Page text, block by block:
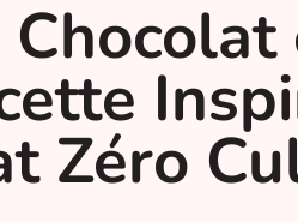
Zéro